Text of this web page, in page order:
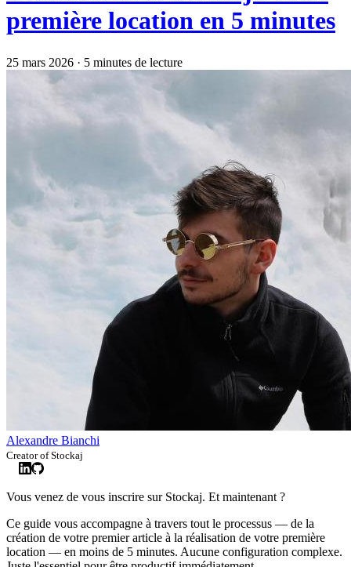
première location en 5 minutes
25 mars 2026 · 5 minutes de lecture
Alexandre Bianchi
Creator of Stockaj
Vous venez de vous inscrire sur Stockaj. Et maintenant ?
Ce guide vous accompagne à travers tout le processus — de la
création de votre premier article à la réalisation de votre première
location — en moins de 5 minutes. Aucune configuration complexe.